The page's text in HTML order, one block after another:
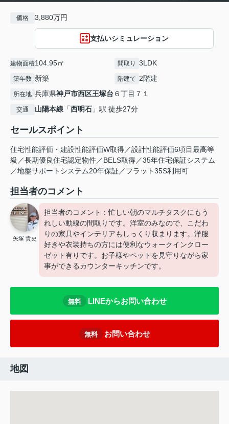
価格 3,880万円
支払いシミュレーション
建物面積104.95㎡ 間取り 3LDK
築年数 新築 階建て 2階建
所在地 兵庫県神戸市西区王塚台 ６丁目７１
交通 山陽本線 「西明石 」駅 徒歩27分
セールスポイント
住宅性能評価・建設性能評価W取得／設計性能評価6項目最高等
級／長期優良住宅認定物件／BELS取得／35年住宅保証システム
／地盤サポートシステム20年保証／フラット35S利用可
担当者のコメント
矢塚 貴史
担当者のコメント：忙しい朝のマルチタスクにもう
れしい動線の間取りです。洋室のみなので、こだわ
りの家具やインテリアもしっくり収まります。洋服
好きや衣装持ちの方には便利なウォークインクロー
ゼット有りです。お子様やペットを見守りながら家
事ができるカウンターキッチンです。
無料 LINEからお問い合わせ
無料 お問い合わせ
地図